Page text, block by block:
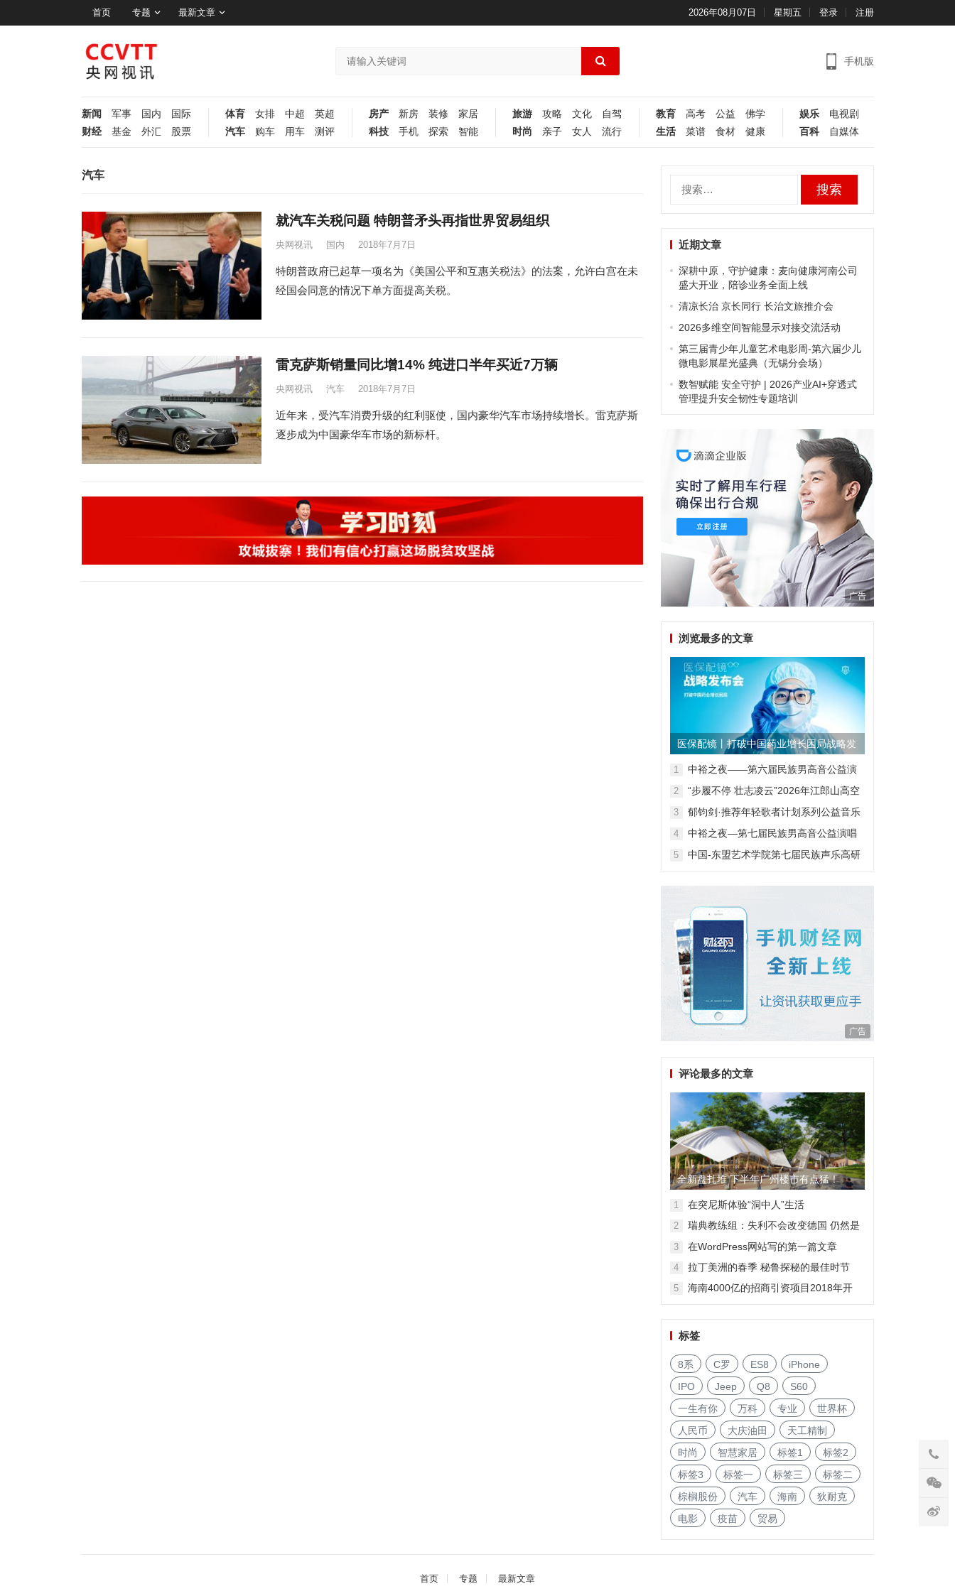
首页 专题 最新文章 2026年08月07日 星期五 登录 注册
手机版
新闻 军事 国内
国际
财经
基金 外汇 股票
体育 女排 中超
英超
汽车
购车 用车 测评
房产 新房 装修
家居
科技
手机 探索 智能
旅游 攻略 文化
自驾
时尚
亲子 女人 流行
教育 高考 公益
佛学
生活
菜谱 食材 健康
娱乐
电视剧
百科
自媒体
汽车
就汽车关税问题 特朗普矛头再指世界贸易组织
央网视讯 国内 2018年7月7日
特朗普政府已起草一项名为《美国公平和互惠关税法》的法案，允许白宫在未
经国会同意的情况下单方面提高关税。
雷克萨斯销量同比增14% 纯进口半年买近7万辆
央网视讯 汽车 2018年7月7日
近年来，受汽车消费升级的红利驱使，国内豪华汽车市场持续增长。雷克萨斯
逐步成为中国豪华车市场的新标杆。
近期文章
深耕中原，守护健康：麦向健康河南公司
盛大开业，陪诊业务全面上线
清凉长治 京长同行 长治文旅推介会
2026多维空间智能显示对接交流活动
第三届青少年儿童艺术电影周-第六届少儿
微电影展星光盛典（无锡分会场）
数智赋能 安全守护 | 2026产业AI+穿透式
管理提升安全韧性专题培训
广告
浏览最多的文章
医保配镜丨打破中国药业增长困局战略发
布会
1
中裕之夜——第六届民族男高音公益演
2
“步履不停 壮志凌云”2026年江郎山高空
3
郁钧剑·推荐年轻歌者计划系列公益音乐
4
中裕之夜—第七届民族男高音公益演唱
5
中国-东盟艺术学院第七届民族声乐高研
广告
评论最多的文章
全新盘扎堆 下半年广州楼市有点猛！
1 在突尼斯体验“洞中人”生活
2
瑞典教练组：失利不会改变德国 仍然是
3 在WordPress网站写的第一篇文章
4 拉丁美洲的春季 秘鲁探秘的最佳时节
5
海南4000亿的招商引资项目2018年开
标签
8系 C罗 ES8
iPhone
IPO
Jeep Q8
S60
一生有你
万科 专业
世界杯
人民币
大庆油田
天工精制
时尚
智慧家居 标签1
标签2
标签3
标签一 标签三
标签二
棕榈股份
汽车 海南
狄耐克
电影
疫苗 贸易
首页 专题 最新文章